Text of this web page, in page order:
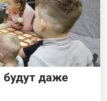
будут даже